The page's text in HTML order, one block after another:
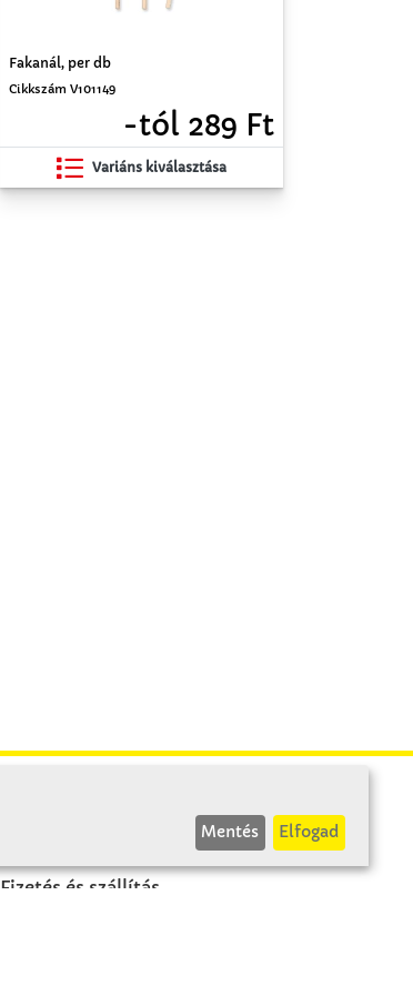
Fakanál, per db
Cikkszám V101149
-tól 289 Ft
Variáns kiválasztása
Fizetés és szállítás
Mentés Elfogad